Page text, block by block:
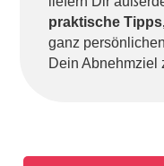
praktische
ganz
Dein Abnehmziel